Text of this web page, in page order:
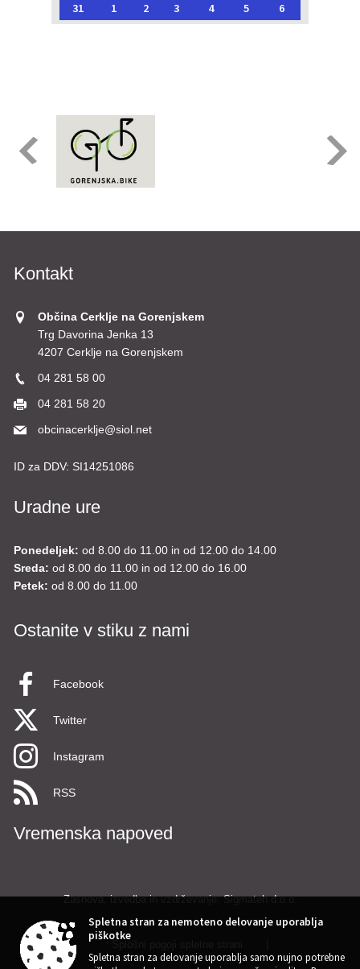
31
1 2 3 4 5 6
Kontakt
Občina Cerklje na Gorenjskem
Trg Davorina Jenka 13
4207 Cerklje na Gorenjskem
04 281 58 00
04 281 58 20
obcinacerklje@siol.net
ID za DDV: SI14251086
Uradne ure
Ponedeljek: od 8.00 do 11.00 in od 12.00 do 14.00
Sreda: od 8.00 do 11.00 in od 12.00 do 16.00
Petek: od 8.00 do 11.00
Ostanite v stiku z nami
Facebook
Twitter
Instagram
RSS
Vremenska napoved
Zasnova, izvedba in vzdrževanje: Sigmateh d.o.o.
Spletna stran za nemoteno delovanje uporablja
piškotke
Spletna stran za delovanje uporablja samo nujno potrebne